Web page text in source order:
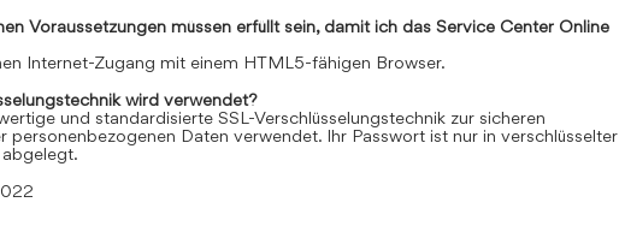
Voraussetzungen müssen erfüllt sein, damit ich das Service Center Online
Internet-Zugang mit einem HTML5-fähigen Browser.
wird verwendet?
und standardisierte SSL-Verschlüsselungstechnik zur sicheren
personenbezogenen Daten verwendet. Ihr Passwort ist nur in verschlüsselter